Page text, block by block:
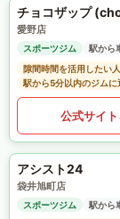
チョコザップ
愛野店
スポーツジム
駅から
隙間時間を活用したい人
駅から5分以内のジムに
公式サイ
アシスト24
袋井旭町店
スポーツジム
駅から